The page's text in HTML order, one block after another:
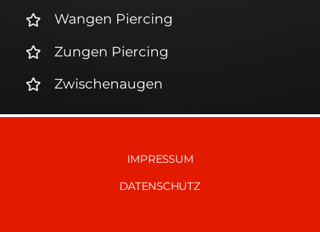
Wangen Piercing
Zungen Piercing
Zwischenaugen
IMPRESSUM
DATENSCHUTZ